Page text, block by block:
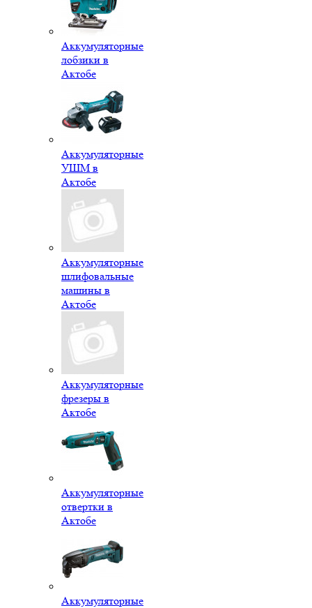
Аккумуляторные
лобзики в
Актобе
Аккумуляторные
УШМ в
Актобе
Аккумуляторные
шлифовальные
машины в
Актобе
Аккумуляторные
фрезеры в
Актобе
Аккумуляторные
отвертки в
Актобе
Аккумуляторные